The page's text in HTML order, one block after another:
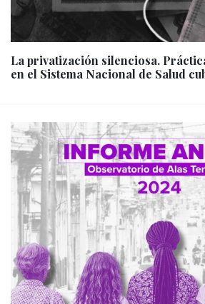
La privatización silenciosa.
en el Sistema Nacional de Salud